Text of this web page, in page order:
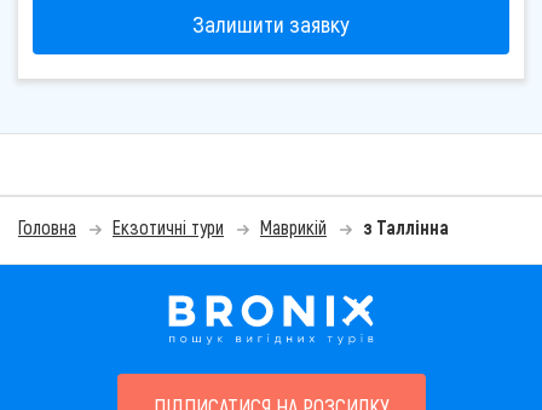
Залишити заявку
Головна Екзотичні тури Маврикій з Таллінна